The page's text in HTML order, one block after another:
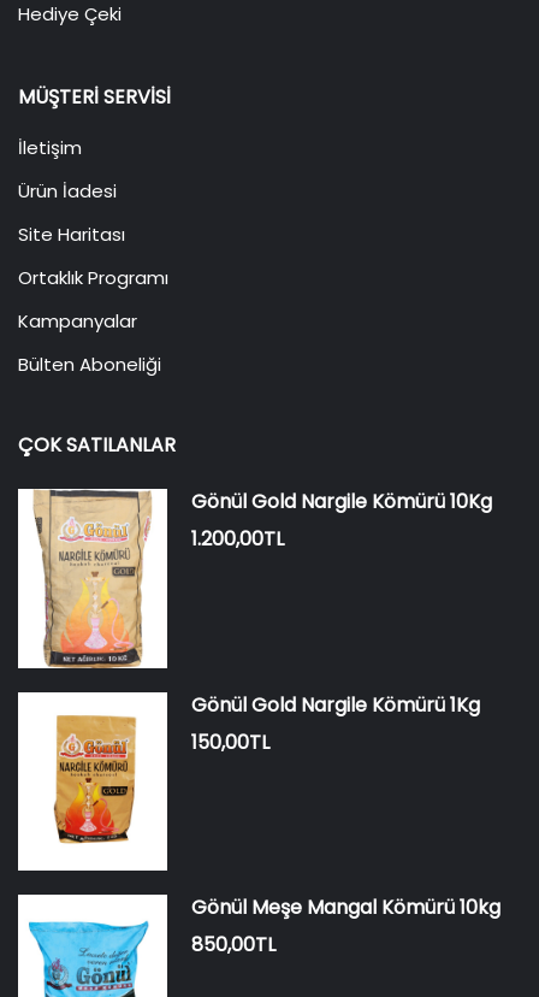
Hediye Çeki
MÜŞTERI SERVISI
İletişim
Ürün İadesi
Site Haritası
Ortaklık Programı
Kampanyalar
Bülten Aboneliği
ÇOK SATILANLAR
Gönül Gold Nargile Kömürü 10Kg
1.200,00TL
Gönül Gold Nargile Kömürü 1Kg
150,00TL
Gönül Meşe Mangal Kömürü 10kg
850,00TL